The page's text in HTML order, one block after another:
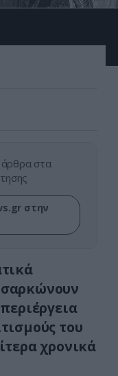
στα
στην
του
χρονικά